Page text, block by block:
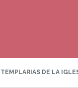
DE LA